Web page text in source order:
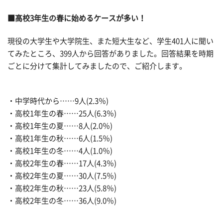
■高校3年生の春に始めるケースが多い！
現役の大学生や大学院生、また短大生など、学生401人に聞い
てみたところ、399人から回答がありました。回答結果を時期
ごとに分けて集計してみましたので、ご紹介します。
・中学時代から……9人(2.3％)
・高校1年生の春……25人(6.3％)
・高校1年生の夏……8人(2.0％)
・高校1年生の秋……6人(1.5％)
・高校1年生の冬……4人(1.0％)
・高校2年生の春……17人(4.3％)
・高校2年生の夏……30人(7.5％)
・高校2年生の秋……23人(5.8％)
・高校2年生の冬……36人(9.0％)